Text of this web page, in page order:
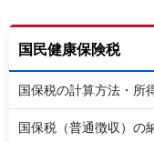
国民健康保険税
国保税の計算方法・所
国保税（普通徴収）の